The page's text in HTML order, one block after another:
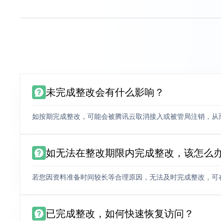
未完成整改会有什么影响？
如按期完成整改，可能会被腾讯云取消接入或被管局注销，
如无法在整改期限内完成整改，该怎么
若您因资料准备时间较长等合理原因，无法及时完成整改，
已完成整改，如何快速恢复访问？